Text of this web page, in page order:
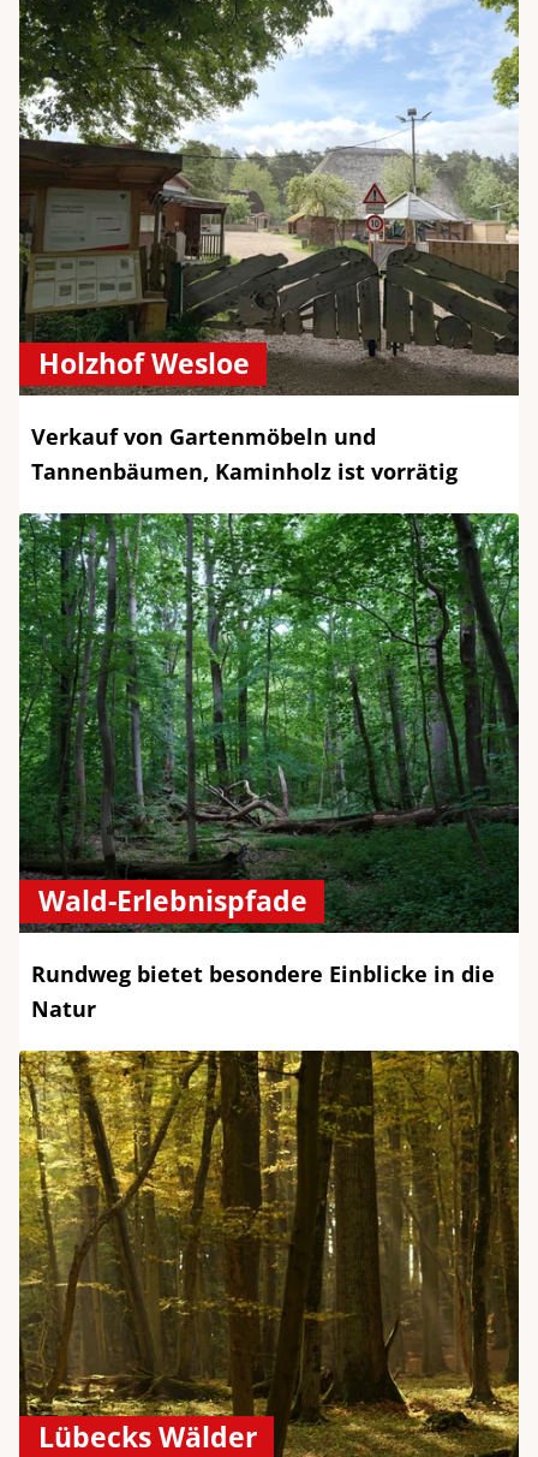
Holzhof Wesloe
Verkauf von Gartenmöbeln und
Tannenbäumen, Kaminholz ist vorrätig
Wald-Erlebnispfade
Rundweg bietet besondere Einblicke in die
Natur
Lübecks Wälder